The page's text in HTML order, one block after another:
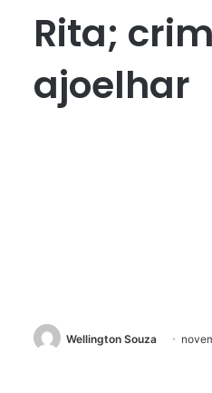
Rita;
ajoelhar
Wellington Souza